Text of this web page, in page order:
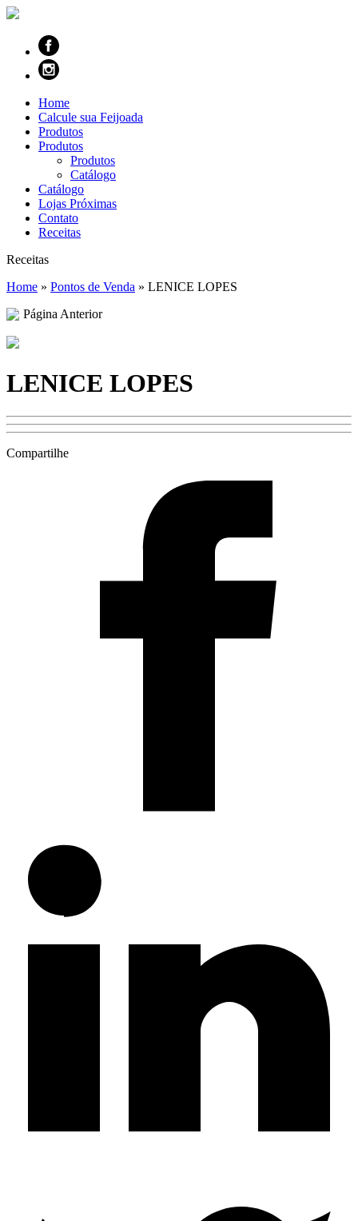
Home
Calcule sua Feijoada
Produtos
Produtos
Produtos
Catálogo
Catálogo
Lojas Próximas
Contato
Receitas
Receitas
Home » Pontos de Venda » LENICE LOPES
Página Anterior
LENICE LOPES
Compartilhe